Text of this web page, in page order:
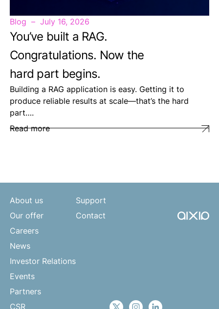
Blog July 16, 2026
You’ve built a RAG.
Congratulations. Now the
hard part begins.
Building a RAG application is easy. Getting it to
produce reliable results at scale—that’s the hard
part….
Read more
About us
Our offer
Careers
News
Investor Relations
Events
Partners
CSR
Support
Contact